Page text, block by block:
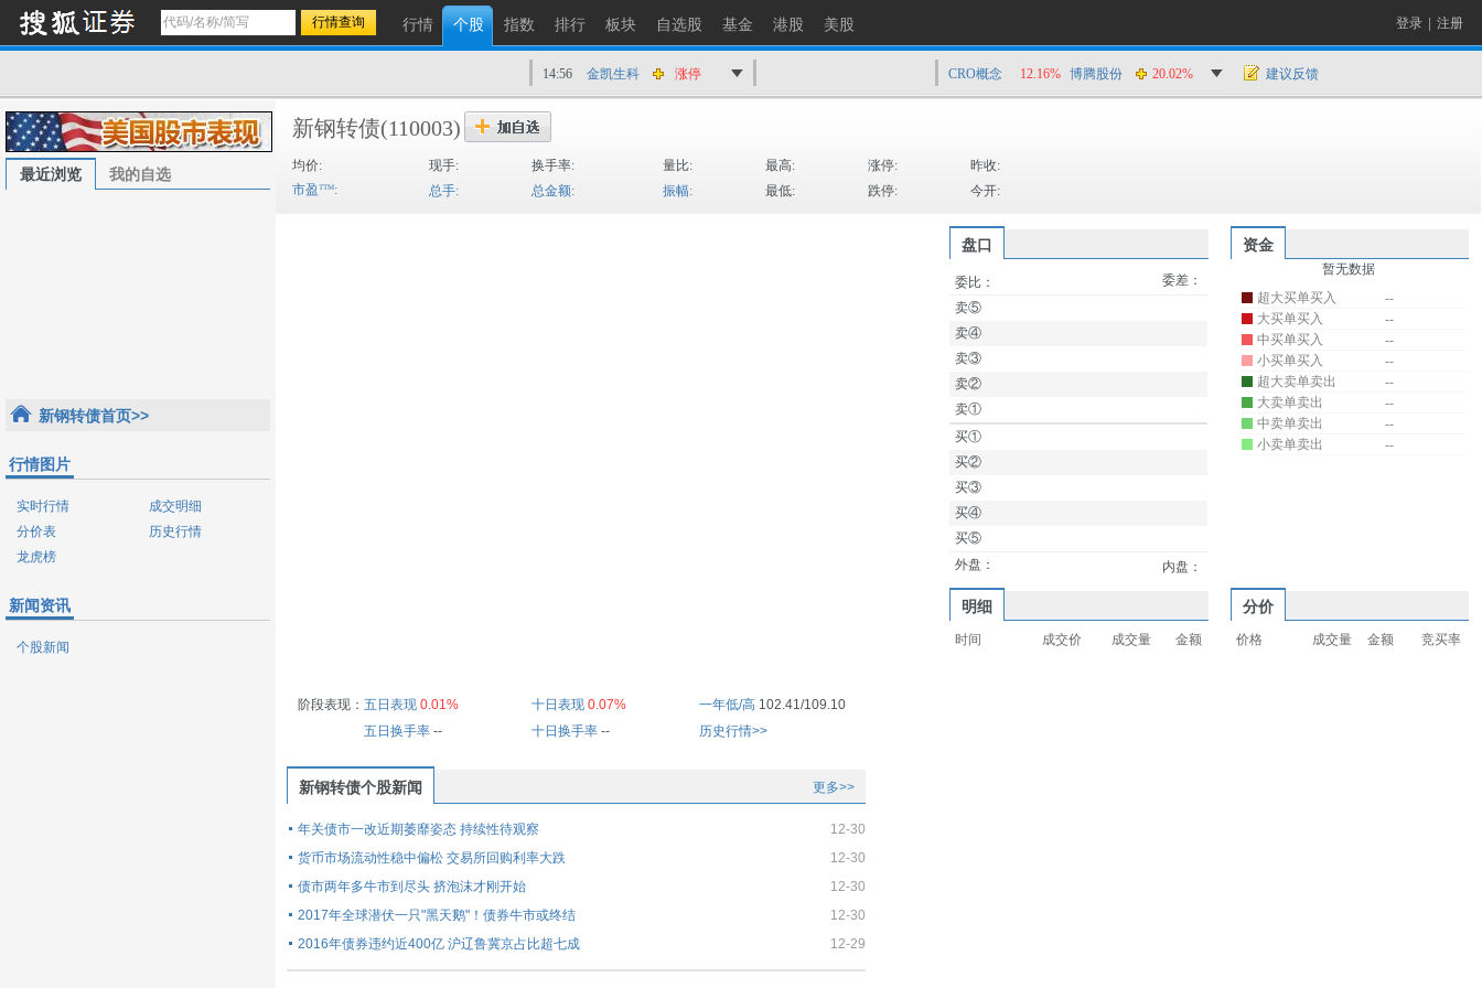
行情 个股 指数 排行 板块 自选股 基金 港股 美股 登录 注册
14:56
爱丽家居
快速拉升
14:56
金凯生科
涨停
14:55
涨停
14:55
快速拉升
CRO概念 12.16% 博腾股份 20.02% 建议反馈
最近浏览 我的自选
新钢转债首页>>
行情图片
实时行情
成交明细
分价表
历史行情
龙虎榜
新闻资讯
个股新闻
新钢转债(110003)
均价: 现手: 换手率: 量比: 最高: 涨停:
昨收:
市盈
: 总手: 总金额: 振幅: 最低: 跌停: 今开:
阶段表现： 五日表现 0.01% 十日表现 0.07% 一年低/高 102.41/109.10
五日换手率-- 十日换手率-- 历史行情>>
盘口 资金
委比：
委差：
卖⑤
卖④
卖③
卖②
卖①
买①
买②
买③
买④
买⑤
外盘：
内盘：
暂无数据
超大买单买入
--
大买单买入
--
中买单买入
--
小买单买入
--
超大卖单卖出
--
大卖单卖出
--
中卖单卖出
--
小卖单卖出
--
明细 分价
时间 成交价 成交量 金额 价格 成交量 金额 竞买率
新钢转债个股新闻 更多>>
12-30
年关债市一改近期萎靡姿态 持续性待观察
12-30
货币市场流动性稳中偏松 交易所回购利率大跌
12-30
债市两年多牛市到尽头 挤泡沫才刚开始
12-30
2017年全球潜伏一只"黑天鹅"！债券牛市或终结
12-29
2016年债券违约近400亿 沪辽鲁冀京占比超七成